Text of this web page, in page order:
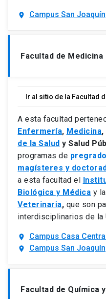
location_on Campus San Joaquín
Facultad de Medicina
Ir al sitio de la Facultad
A esta facultad
Enfermería, Medicina,
de la Salud y Salud
programas de pregrado
magísteres y
a esta facultad el
Biológica y Médica y la
Veterinaria, que son
interdisciplinarios de la
location_on Campus Casa
location_on Campus San Joaquín
Facultad de Química